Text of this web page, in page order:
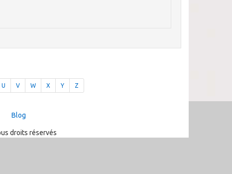
U V W X Y Z
Blog
droits réservés